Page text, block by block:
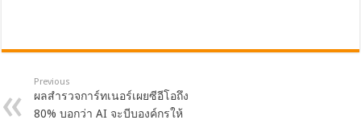
Previous
ผลสำรวจการ์ทเนอร์เผยซีอีโอถึง
80% บอกว่า AI จะบีบองค์กรให้